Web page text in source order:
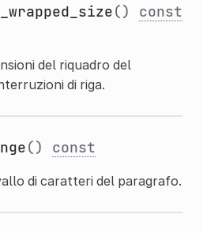
() const
del riquadro del
di riga.
() const
di caratteri del paragrafo.